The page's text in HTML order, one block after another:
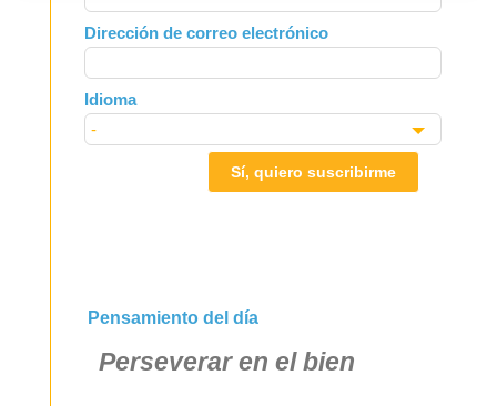
field
blank
Dirección de correo electrónico
Idioma
Sí, quiero suscribirme
Pensamiento del día
Perseverar en el bien